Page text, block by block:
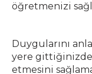
öğretmenizi
Duygularını
yere gittiğinizde
etmesini